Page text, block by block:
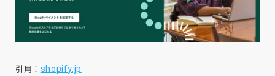
引用： shopify.jp